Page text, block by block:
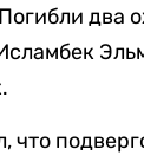
что